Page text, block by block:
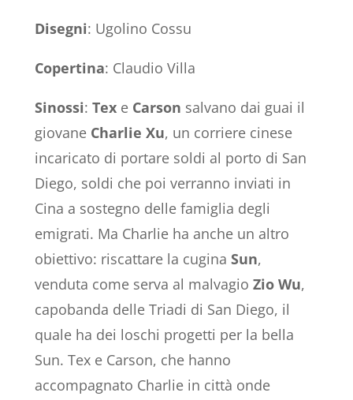
Disegni: Ugolino Cossu
Copertina: Claudio Villa
Sinossi: Texe Carson salvano dai guai il
giovane Charlie Xu, un corriere cinese
incaricato di portare soldi al porto di San
Diego, soldi che poi verranno inviati in
Cina a sostegno delle famiglia degli
emigrati. Ma Charlie ha anche un altro
obiettivo: riscattare la cugina Sun,
venduta come serva al malvagio Zio Wu,
capobanda delle Triadi di San Diego, il
quale ha dei loschi progetti per la bella
Sun. Tex e Carson, che hanno
accompagnato Charlie in città onde